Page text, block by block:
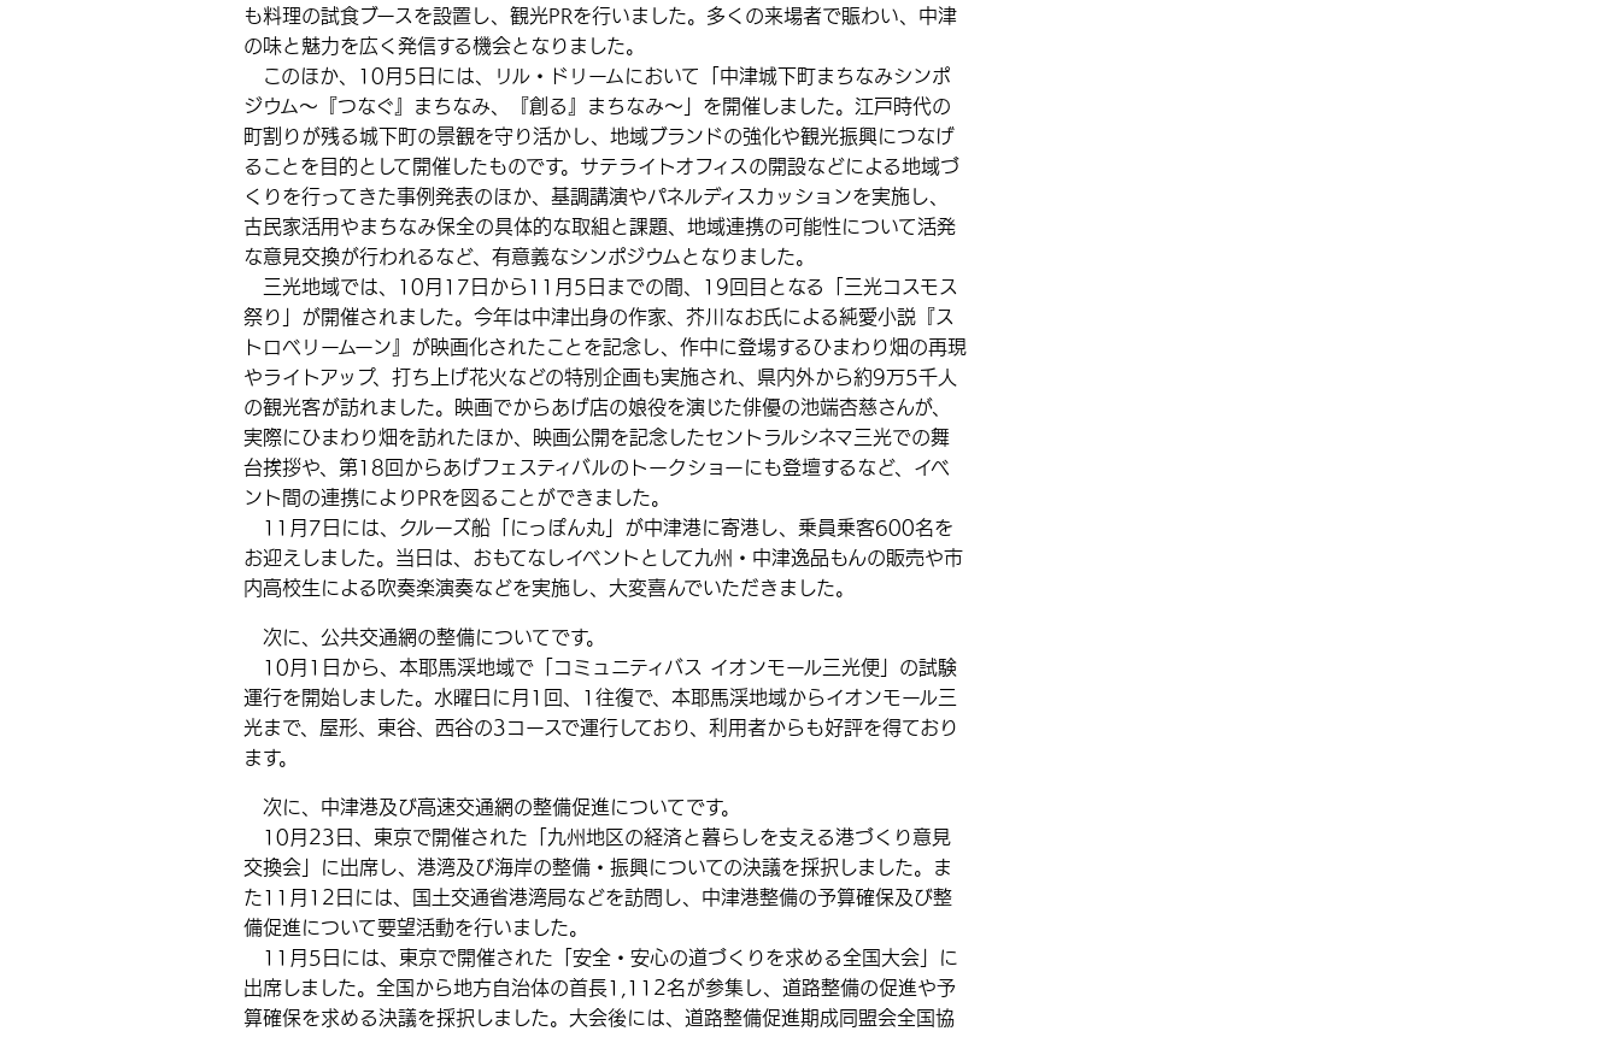
も料理の試食ブースを設置し、観光PRを行いました。多くの来場者で賑わい、中津
の味と魅力を広く発信する機会となりました。
このほか、10月5日には、リル・ドリームにおいて「中津城下町まちなみシンポ
ジウム～『つなぐ』まちなみ、『創る』まちなみ～」を開催しました。江戸時代の
町割りが残る城下町の景観を守り活かし、地域ブランドの強化や観光振興につなげ
ることを目的として開催したものです。サテライトオフィスの開設などによる地域づ
くりを行ってきた事例発表のほか、基調講演やパネルディスカッションを実施し、
古民家活用やまちなみ保全の具体的な取組と課題、地域連携の可能性について活発
な意見交換が行われるなど、有意義なシンポジウムとなりました。
三光地域では、10月17日から11月5日までの間、19回目となる「三光コスモス
祭り」が開催されました。今年は中津出身の作家、芥川なお氏による純愛小説『ス
トロベリームーン』が映画化されたことを記念し、作中に登場するひまわり畑の再現
やライトアップ、打ち上げ花火などの特別企画も実施され、県内外から約9万5千人
の観光客が訪れました。映画でからあげ店の娘役を演じた俳優の池端杏慈さんが、
実際にひまわり畑を訪れたほか、映画公開を記念したセントラルシネマ三光での舞
台挨拶や、第18回からあげフェスティバルのトークショーにも登壇するなど、イベ
ント間の連携によりPRを図ることができました。
11月7日には、クルーズ船「にっぽん丸」が中津港に寄港し、乗員乗客600名を
お迎えしました。当日は、おもてなしイベントとして九州・中津逸品もんの販売や市
内高校生による吹奏楽演奏などを実施し、大変喜んでいただきました。
次に、公共交通網の整備についてです。
10月1日から、本耶馬渓地域で「コミュニティバス イオンモール三光便」の試験
運行を開始しました。水曜日に月1回、1往復で、本耶馬渓地域からイオンモール三
光まで、屋形、東谷、西谷の3コースで運行しており、利用者からも好評を得ており
ます。
次に、中津港及び高速交通網の整備促進についてです。
10月23日、東京で開催された「九州地区の経済と暮らしを支える港づくり意見
交換会」に出席し、港湾及び海岸の整備・振興についての決議を採択しました。ま
た11月12日には、国土交通省港湾局などを訪問し、中津港整備の予算確保及び整
備促進について要望活動を行いました。
11月5日には、東京で開催された「安全・安心の道づくりを求める全国大会」に
出席しました。全国から地方自治体の首長1,112名が参集し、道路整備の促進や予
算確保を求める決議を採択しました。大会後には、道路整備促進期成同盟会全国協